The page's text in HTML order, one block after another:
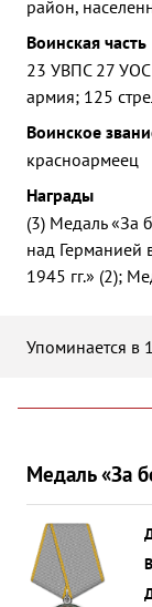
район,
Воинская часть
23 УВПС 27 УОС
армия; 125
Воинское
красноармеец
Награды
(3) Медаль «За
над Германией
1945 гг.» (2);
Упоминается в
Медаль «За